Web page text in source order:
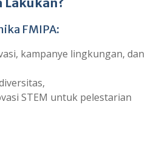
FMIPA:
kampanye lingkungan, dan
STEM untuk pelestarian